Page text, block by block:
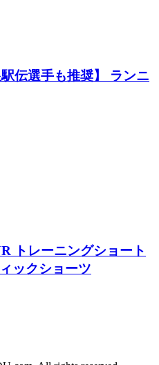
伝選手も推奨】 ランニ
トレーニングショート
ックショーツ